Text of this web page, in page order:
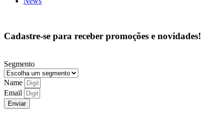
Cadastre-se para receber promoções e novidades!
Segmento
Name
Email
Enviar